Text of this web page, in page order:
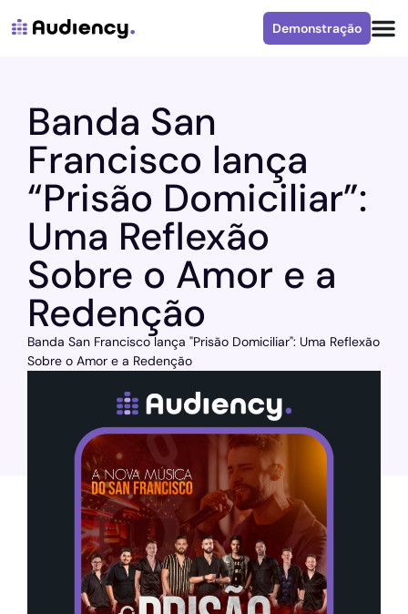
Demonstração
Banda San
Francisco lança
“Prisão Domiciliar”:
Uma Reflexão
Sobre o Amor e a
Redenção
Banda San Francisco lança "Prisão Domiciliar": Uma Reflexão
Sobre o Amor e a Redenção